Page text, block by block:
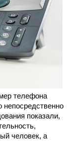
телефона
показали,
человек, а